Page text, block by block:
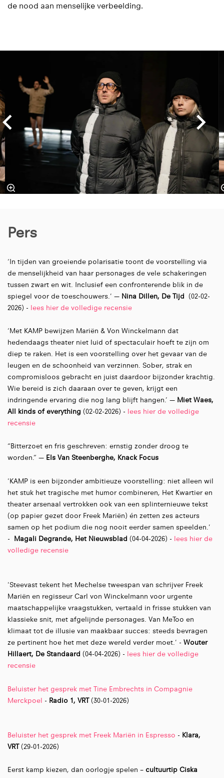
de nood aan menselijke verbeelding.
Pers
‘In tijden van groeiende polarisatie toont de voorstelling via
de menselijkheid van haar personages de vele schakeringen
tussen zwart en wit. Inclusief een confronterende blik in de
spiegel voor de toeschouwers.' — Nina Dillen, De Tijd (02-02-
2026) - lees hier de volledige recensie
‘Met KAMP bewijzen Mariën & Von Winckelmann dat
hedendaags theater niet luid of spectaculair hoeft te zijn om
diep te raken. Het is een voorstelling over het gevaar van de
leugen en de schoonheid van verzinnen. Sober, strak en
compromisloos gebracht en juist daardoor bijzonder krachtig.
Wie bereid is zich daaraan over te geven, krijgt een
indringende ervaring die nog lang blijft hangen.’ — Miet Waes,
All kinds of everything (02-02-2026) - lees hier de volledige
recensie
“Bitterzoet en fris geschreven: ernstig zonder droog te
worden.” — Els Van Steenberghe, Knack Focus
'KAMP is een bijzonder ambitieuze voorstelling: niet alleen wil
het stuk het tragische met humor combineren, Het Kwartier en
theater arsenaal vertrokken ook van een splinternieuwe tekst
(op papier gezet door Freek Mariën) én zetten zes acteurs
samen op het podium die nog nooit eerder samen speelden.'
- Magali Degrande, Het Nieuwsblad (04-04-2026) - lees hier de
volledige recensie
'Steevast tekent het Mechelse tweespan van schrijver Freek
Mariën en regisseur Carl von Winckelmann voor urgente
maatschappelijke vraagstukken, vertaald in frisse stukken van
klassieke snit, met afgelijnde personages. Van MeToo en
klimaat tot de illusie van maakbaar succes: steeds bevragen
ze pertinent hoe het met deze wereld verder moet.' - Wouter
Hillaert, De Standaard (04-04-2026) - lees hier de volledige
recensie
Beluister het gesprek met Tine Embrechts in Compagnie
Merckpoel - Radio 1, VRT(30-01-2026)
Beluister het gesprek met Freek Mariën in Espresso - Klara,
VRT(29-01-2026)
Eerst kamp kiezen, dan oorlogje spelen – cultuurtip Ciska